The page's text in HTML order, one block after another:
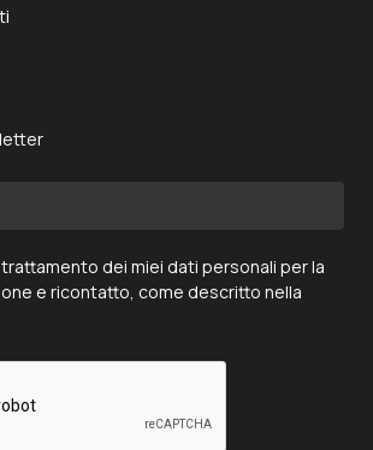
dei miei dati personali per la
e ricontatto, come descritto nella